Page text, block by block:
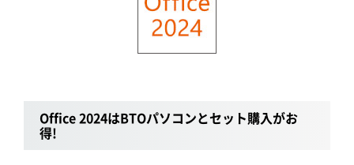
Office 2024はBTOパソコンとセット購入がお
得!